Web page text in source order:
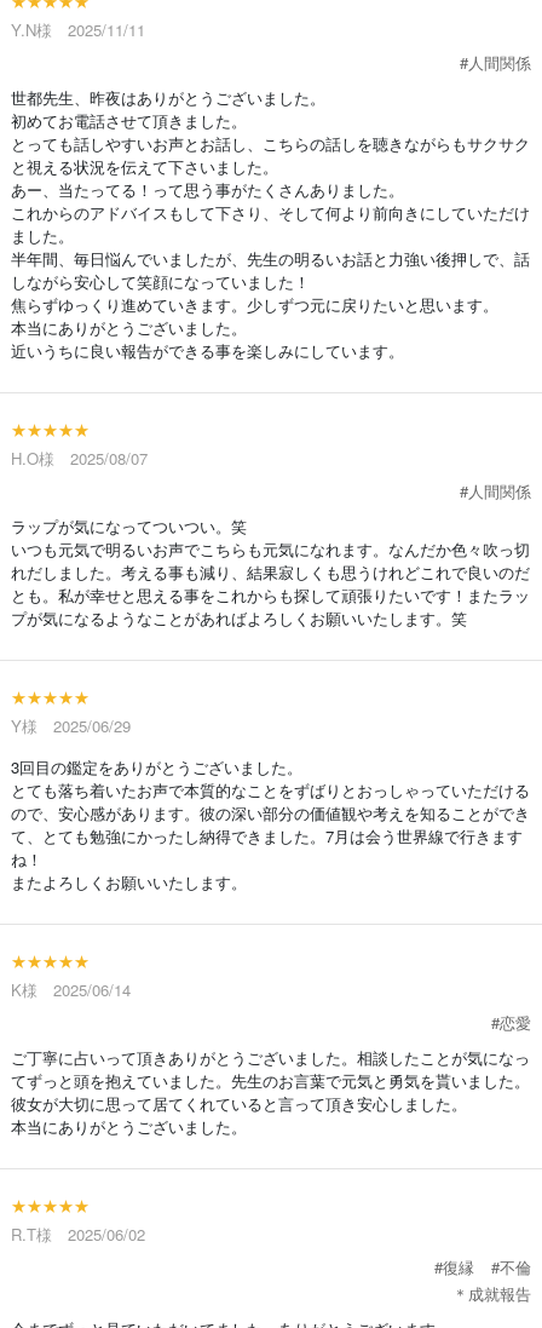
Y.N様 2025/11/11
#人間関係
世都先生、昨夜はありがとうございました。
初めてお電話させて頂きました。
とっても話しやすいお声とお話し、こちらの話しを聴きながらもサクサク
と視える状況を伝えて下さいました。
あー、当たってる！って思う事がたくさんありました。
これからのアドバイスもして下さり、そして何より前向きにしていただけ
ました。
半年間、毎日悩んでいましたが、先生の明るいお話と力強い後押しで、話
しながら安心して笑顔になっていました！
焦らずゆっくり進めていきます。少しずつ元に戻りたいと思います。
本当にありがとうございました。
近いうちに良い報告ができる事を楽しみにしています。
★★★★★
H.O様 2025/08/07
#人間関係
ラップが気になってついつい。笑
いつも元気で明るいお声でこちらも元気になれます。なんだか色々吹っ切
れだしました。考える事も減り、結果寂しくも思うけれどこれで良いのだ
とも。私が幸せと思える事をこれからも探して頑張りたいです！またラッ
プが気になるようなことがあればよろしくお願いいたします。笑
★★★★★
Y様 2025/06/29
3回目の鑑定をありがとうございました。
とても落ち着いたお声で本質的なことをずばりとおっしゃっていただける
ので、安心感があります。彼の深い部分の価値観や考えを知ることができ
て、とても勉強にかったし納得できました。7月は会う世界線で行きます
ね！
またよろしくお願いいたします。
★★★★★
K様 2025/06/14
#恋愛
ご丁寧に占いって頂きありがとうございました。相談したことが気になっ
てずっと頭を抱えていました。先生のお言葉で元気と勇気を貰いました。
彼女が大切に思って居てくれていると言って頂き安心しました。
本当にありがとうございました。
★★★★★
R.T様 2025/06/02
#復縁
#不倫
＊成就報告